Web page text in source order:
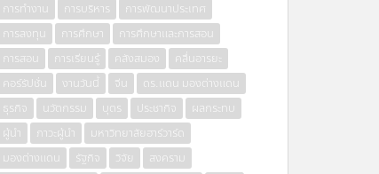
การทำงาน
การบริหาร
การพัฒนาประเทศ
การลงทุน
การศึกษา
การศึกษาและการสอน
การสอน
การเรียนรู้ คลังสมอง
คลื่นอารยะ
คอร์รัปชั่น
งานวันนี้ จีน
ดร.แดน มองต่างแดน
ธุรกิจ
นวัตกรรม บุตร ประชากิจ
ผลกระทบ
ผู้นำ
ภาวะผู้นำ
มหาวิทยาลัยฮาร์วาร์ด
มองต่างแดน
รัฐกิจ วิจัย
สงคราม